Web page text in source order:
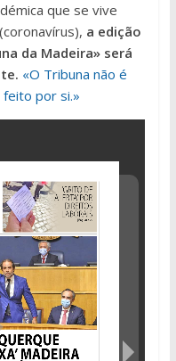
que se vive
a edição
da Madeira» será
«O Tribuna não é
por si.»